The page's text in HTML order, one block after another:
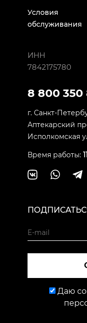
Условия
обслуживания
ИНН
7842175780
8 800 350
г. Санкт-
Аптекарский
Исполкомская
Время работы:
Даю